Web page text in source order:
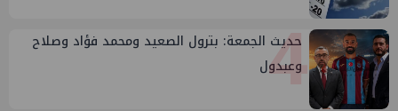
4
حديث الجمعة: بترول الصعيد ومحمد فؤاد وصلاح
وعبدول